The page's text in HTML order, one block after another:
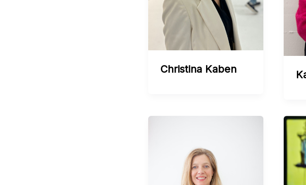
Christina Kaben